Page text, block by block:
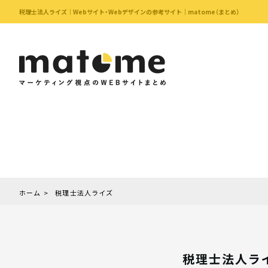
税理士法人ライズ｜Webサイト・Webデザインの参考サイト｜matome（まとめ）
ホーム 税理士法人ライズ
税理士法人ラ